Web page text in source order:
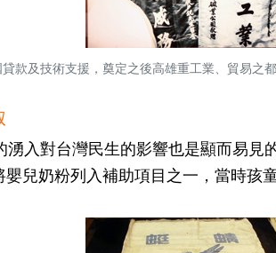
貸款及技術支援，奠定之後高雄重工業、貿易之
湧入對台灣民生的影響也是顯而易見
兒奶粉列入補助項目之一，當時孩